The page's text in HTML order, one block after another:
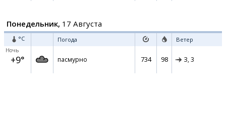
Понедельник, 17 Августа
°C Погода Ветер
Ночь
+9° пасмурно 734 98 З, 3